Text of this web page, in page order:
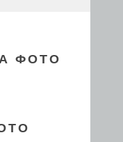
ФОТО